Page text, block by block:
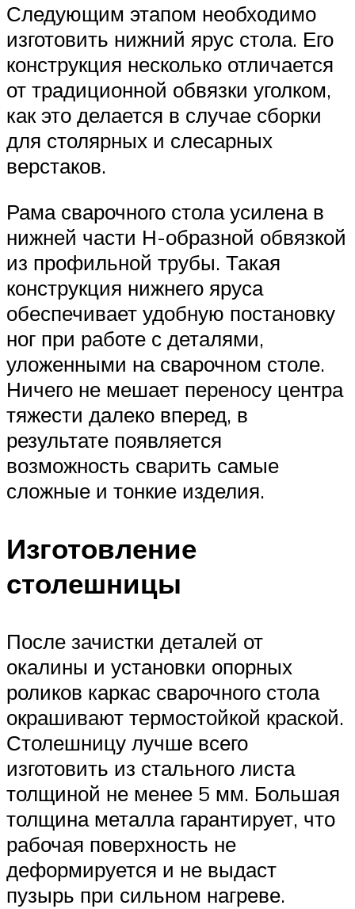
Следующим этапом необходимо
изготовить нижний ярус стола. Его
конструкция несколько отличается
от традиционной обвязки уголком,
как это делается в случае сборки
для столярных и слесарных
верстаков.
Рама сварочного стола усилена в
нижней части Н-образной обвязкой
из профильной трубы. Такая
конструкция нижнего яруса
обеспечивает удобную постановку
ног при работе с деталями,
уложенными на сварочном столе.
Ничего не мешает переносу центра
тяжести далеко вперед, в
результате появляется
возможность сварить самые
сложные и тонкие изделия.
Изготовление
столешницы
После зачистки деталей от
окалины и установки опорных
роликов каркас сварочного стола
окрашивают термостойкой краской.
Столешницу лучше всего
изготовить из стального листа
толщиной не менее 5 мм. Большая
толщина металла гарантирует, что
рабочая поверхность не
деформируется и не выдаст
пузырь при сильном нагреве.